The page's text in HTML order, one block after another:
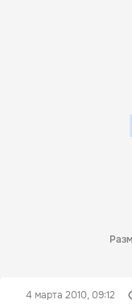
4 марта 2010, 09:12